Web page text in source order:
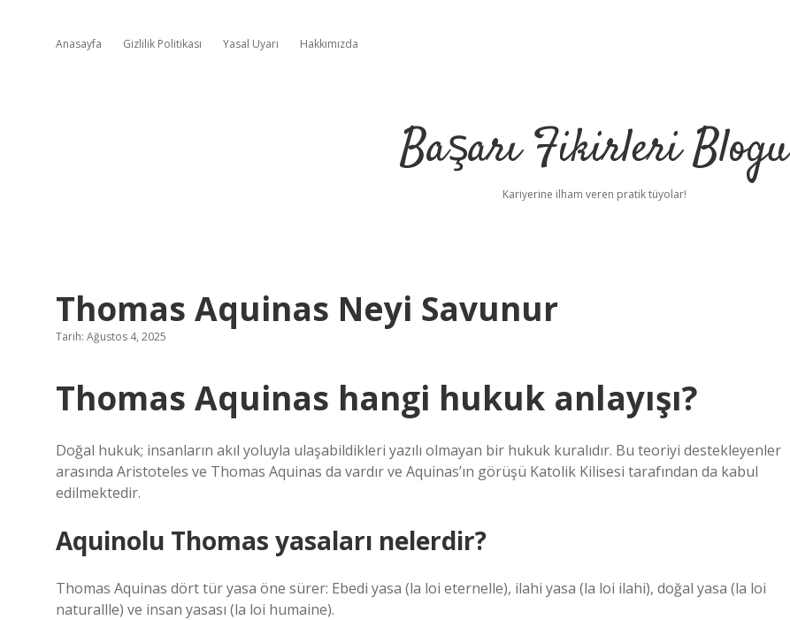
Anasayfa Gizlilik Politikası Yasal Uyarı Hakkımızda
Başarı Fikirleri Blogu
Kariyerine ilham veren pratik tüyolar!
Thomas Aquinas Neyi Savunur
Tarih: Ağustos 4, 2025
Thomas Aquinas hangi hukuk anlayışı?
Doğal hukuk; insanların akıl yoluyla ulaşabildikleri yazılı olmayan bir hukuk kuralıdır. Bu teoriyi destekleyenler
arasında Aristoteles ve Thomas Aquinas da vardır ve Aquinas’ın görüşü Katolik Kilisesi tarafından da kabul
edilmektedir.
Aquinolu Thomas yasaları nelerdir?
Thomas Aquinas dört tür yasa öne sürer: Ebedi yasa (la loi eternelle), ilahi yasa (la loi ilahi), doğal yasa (la loi
naturallle) ve insan yasası (la loi humaine).